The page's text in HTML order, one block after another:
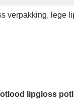
verpakking, lege
lipgloss